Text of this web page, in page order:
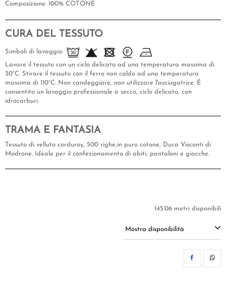
Composizione: 100% COTONE
CURA DEL TESSUTO
Simboli di lavaggio:
Lavare il tessuto con un ciclo delicato ad una temperatura massima di
30°C. Stirare il tessuto con il ferro non caldo ad una temperatura
massima di 110°C. Non candeggiare, non utilizzare l'asciugatrice. É
consentito un lavaggio professionale a secco, ciclo delicato, con
idrocarburi.
TRAMA E FANTASIA
Tessuto di velluto corduroy, 500 righe,in puro cotone, Duca Visconti di
Modrone. Ideale per il confezionamento di abiti, pantaloni e giacche.
145.06 metri disponibili
Mostra disponibilità